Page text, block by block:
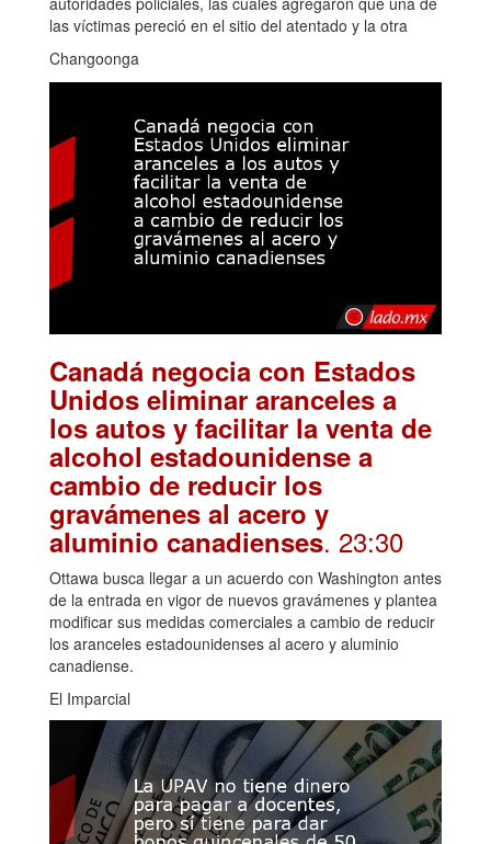
las víctimas pereció en el sitio del atentado y la otra
Changoonga
Canadá negocia con Estados
Unidos eliminar aranceles a
los autos y facilitar la venta de
alcohol estadounidense a
cambio de reducir los
gravámenes al acero y
aluminio canadienses. 23:30
Ottawa busca llegar a un acuerdo con Washington antes
de la entrada en vigor de nuevos gravámenes y plantea
modificar sus medidas comerciales a cambio de reducir
los aranceles estadounidenses al acero y aluminio
canadiense.
El Imparcial